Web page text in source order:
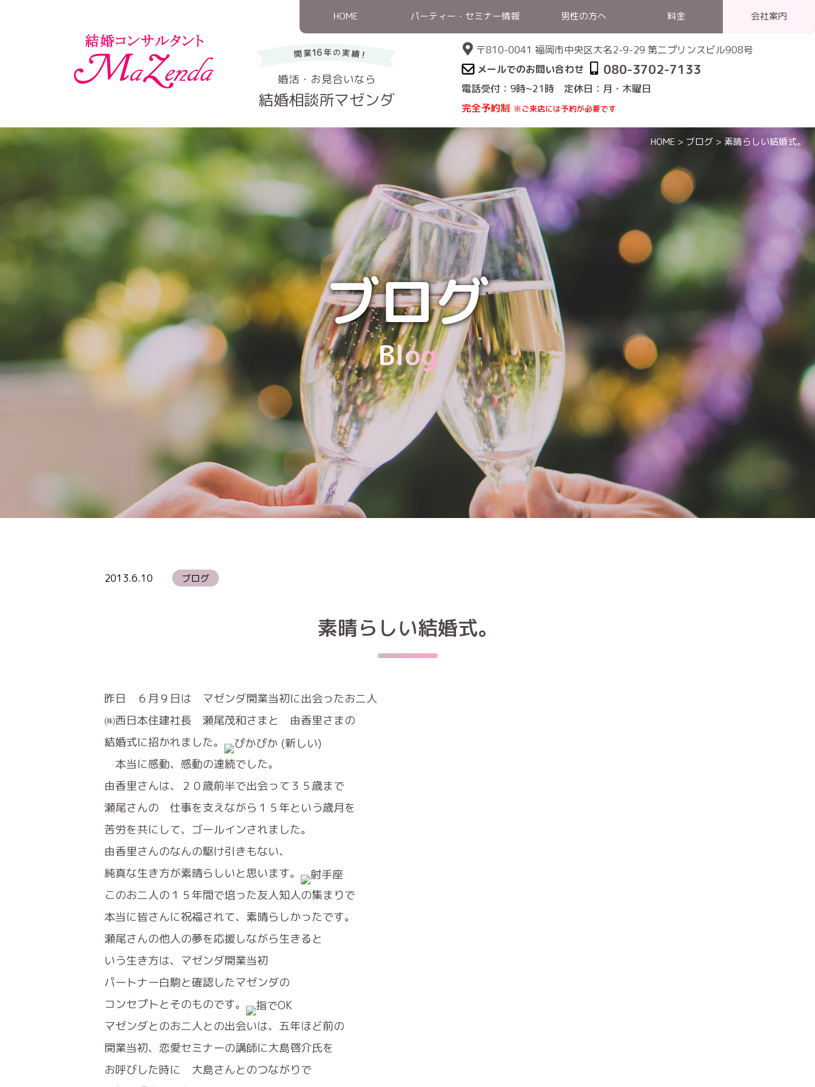
HOME パーティー・セミナー情報 男性の方へ 料金 会社案内
婚活・お見合いなら
結婚相談所マゼンダ
〒810-0041 福岡市中央区大名2-9-29 第二プリンスビル908号
メールでのお問い合わせ
080-3702-7133
電話受付：9時~21時 定休日：月・木曜日
完全予約制 ※ご来店には予約が必要です
ブログ
Blog
HOME > ブログ > 素晴らしい結婚式。
2013.6.10 ブログ
素晴らしい結婚式。
昨日 ６月９日は マゼンダ開業当初に出会ったお二人
㈱西日本住建社長 瀬尾茂和さまと 由香里さまの
結婚式に招かれました。
本当に感動、感動の連続でした。
由香里さんは、２０歳前半で出会って３５歳まで
瀬尾さんの 仕事を支えながら１５年という歳月を
苦労を共にして、ゴールインされました。
由香里さんのなんの駆け引きもない、
純真な生き方が素晴らしいと思います。
このお二人の１５年間で培った友人知人の集まりで
本当に皆さんに祝福されて、素晴らしかったです。
瀬尾さんの他人の夢を応援しながら生きると
いう生き方は、マゼンダ開業当初
パートナー白駒と確認したマゼンダの
コンセプトとそのものです。
マゼンダとのお二人との出会いは、五年ほど前の
開業当初、恋愛セミナーの講師に大島啓介氏を
お呼びした時に 大島さんとのつながりで